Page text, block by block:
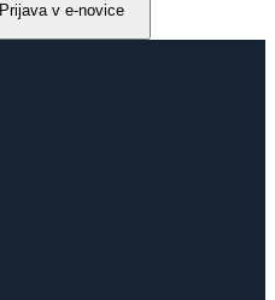
Prijava v e-novice